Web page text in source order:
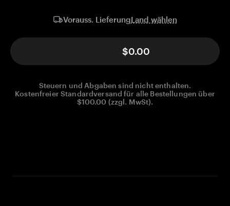
Vorauss. LieferungLand wählen
$0.00
Steuern und Abgaben sind nicht enthalten.
Kostenfreier Standardversand für alle Bestellungen über
$100.00 (zzgl. MwSt).